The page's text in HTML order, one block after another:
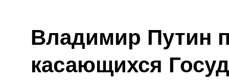
Владимир Путин
касающихся